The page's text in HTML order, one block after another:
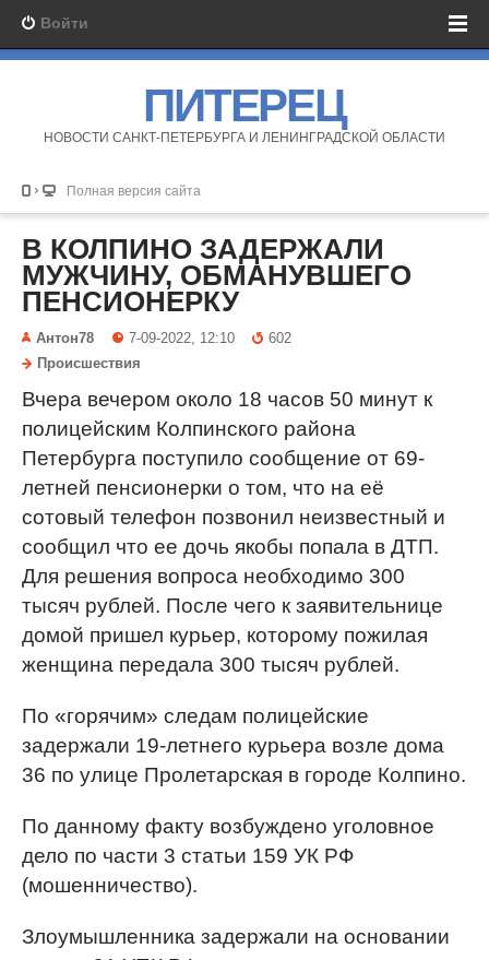
Войти
ПИТЕРЕЦ
НОВОСТИ САНКТ-ПЕТЕРБУРГА И ЛЕНИНГРАДСКОЙ ОБЛАСТИ
Полная версия сайта
В КОЛПИНО ЗАДЕРЖАЛИ
МУЖЧИНУ, ОБМАНУВШЕГО
ПЕНСИОНЕРКУ
Антон78 7-09-2022, 12:10
602
Происшествия
Вчера вечером около 18 часов 50 минут к
полицейским Колпинского района
Петербурга поступило сообщение от 69-
летней пенсионерки о том, что на её
сотовый телефон позвонил неизвестный и
сообщил что ее дочь якобы попала в ДТП.
Для решения вопроса необходимо 300
тысяч рублей. После чего к заявительнице
домой пришел курьер, которому пожилая
женщина передала 300 тысяч рублей.
По «горячим» следам полицейские
задержали 19-летнего курьера возле дома
36 по улице Пролетарская в городе Колпино.
По данному факту возбуждено уголовное
дело по части 3 статьи 159 УК РФ
(мошенничество).
Злоумышленника задержали на основании